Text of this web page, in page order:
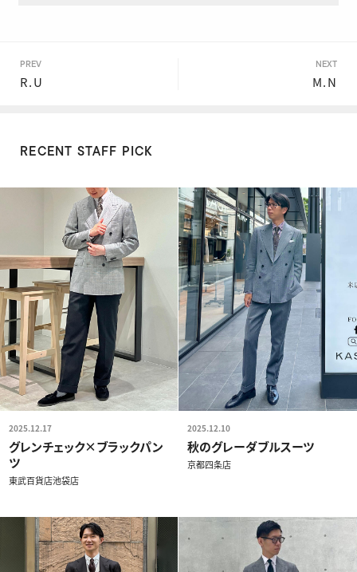
PREV
R.U
NEXT
M.N
RECENT STAFF PICK
2025.12.17
グレンチェック×ブラックパン
ツ
東武百貨店池袋店
2025.12.10
秋のグレーダブルスーツ
京都四条店